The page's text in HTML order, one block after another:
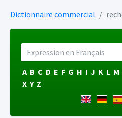
Dictionnaire commercial
A B C D E F G H I J K L M
X Y Z